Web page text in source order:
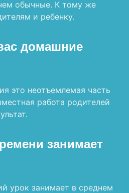
обычные. К тому же
и ребенку.
домашние
это неотъемлемая часть
работа родителей
занимает
урок занимает в среднем